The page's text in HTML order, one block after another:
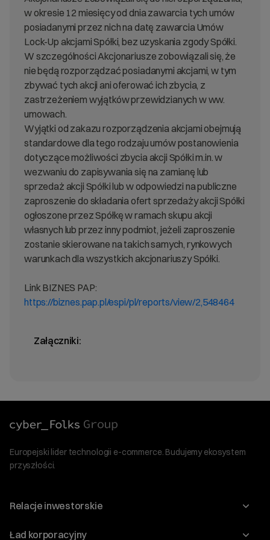
w okresie 12 miesięcy od dnia zawarcia tych umów
posiadanymi przez nich na datę zawarcia Umów
Lock-Up akcjami Spółki, bez uzyskania zgody Spółki.
W szczególności Akcjonariusze zobowiązali się, że
nie będą rozporządzać posiadanymi akcjami, w tym
zbywać tych akcji ani oferować ich zbycia, z
zastrzeżeniem wyjątków przewidzianych w ww.
umowach.
Wyjątki od zakazu rozporządzenia akcjami obejmują
standardowe dla tego rodzaju umów postanowienia
dotyczące możliwości zbycia akcji Spółki m.in. w
wezwaniu do zapisywania się na zamianę lub
sprzedaż akcji Spółki lub w odpowiedzi na publiczne
zaproszenie do składania ofert sprzedaży akcji Spółki
ogłoszone przez Spółkę w ramach skupu akcji
własnych lub przez inny podmiot, jeżeli zaproszenie
zostanie skierowane na takich samych, rynkowych
warunkach dla wszystkich akcjonariuszy Spółki.
Link BIZNES PAP:
https://biznes.pap.pl/espi/pl/reports/view/2,548464
Załączniki:
Europejski lider technologii e-commerce. Budujemy ekosystem
przyszłości.
Relacje inwestorskie
Raporty
Ład korporacyjny